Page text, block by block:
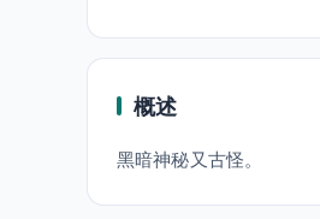
概述
黑暗神秘又古怪。